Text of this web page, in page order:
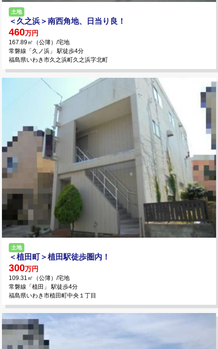
土地
＜久之浜＞南西角地、日当り良！
460万円
167.89㎡（公簿）/宅地
常磐線「久ノ浜」 駅徒歩4分
福島県いわき市久之浜町久之浜字北町
土地
＜植田町＞植田駅徒歩圏内！
300万円
109.31㎡（公簿）/宅地
常磐線「植田」 駅徒歩4分
福島県いわき市植田町中央１丁目